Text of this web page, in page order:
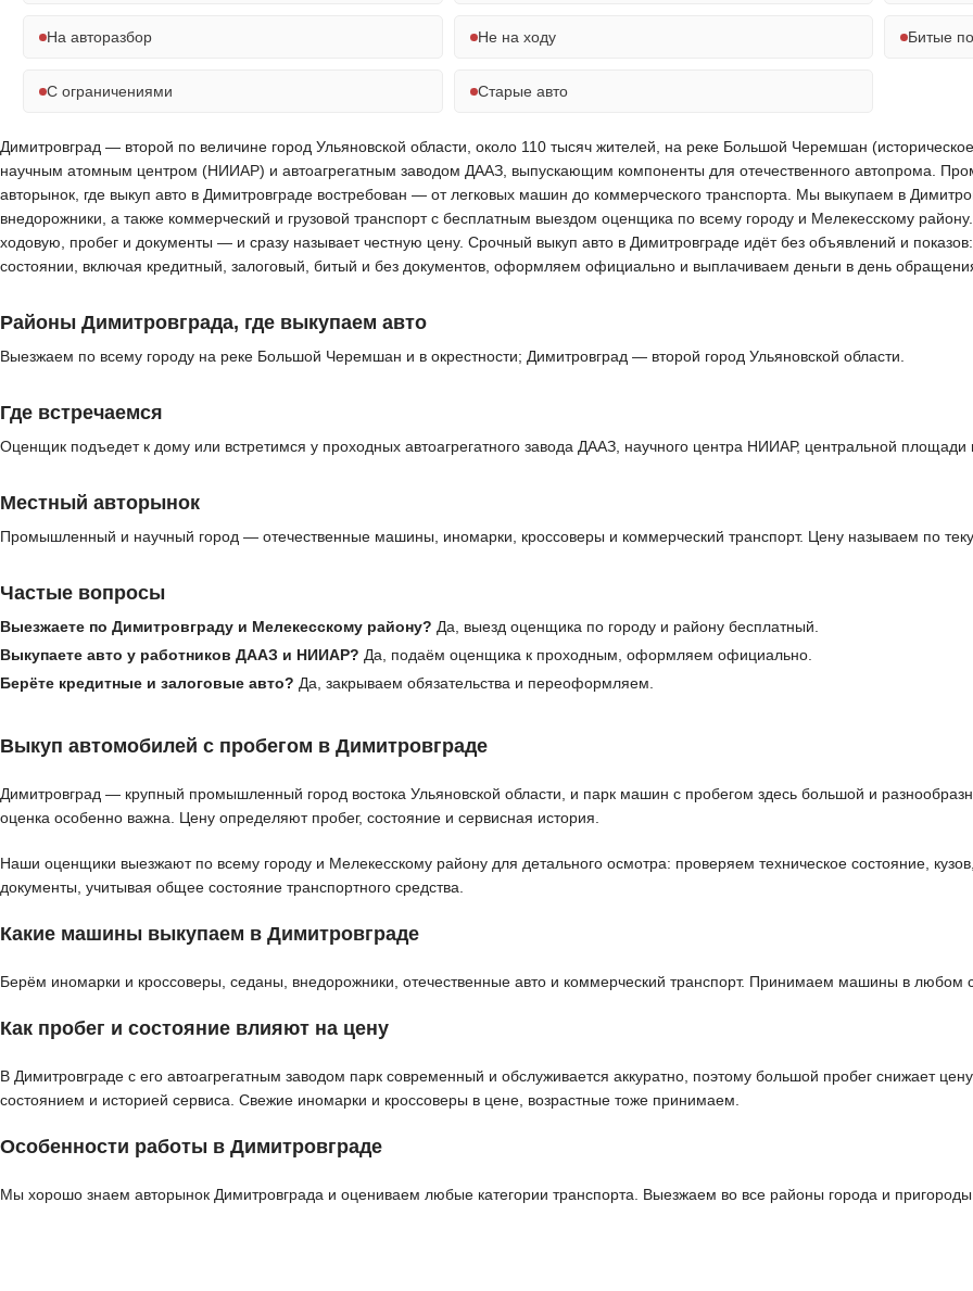
На авторазбор Не на ходу Битые
С ограничениями Старые авто
Димитровград — второй по величине город Ульяновской области, около 110 тысяч жителей, на реке Большой Черемшан
научным атомным центром (НИИАР) и автоагрегатным заводом ДААЗ, выпускающим компоненты для отечественного автопрома.
авторынок, где выкуп авто в Димитровграде востребован — от легковых машин до коммерческого транспорта. Мы выкупаем в
внедорожники, а также коммерческий и грузовой транспорт с бесплатным выездом оценщика по всему городу и Мелекесскому
ходовую, пробег и документы — и сразу называет честную цену. Срочный выкуп авто в Димитровграде идёт без объявлений и
состоянии, включая кредитный, залоговый, битый и без документов, оформляем официально и выплачиваем деньги в день
Районы Димитровграда, где выкупаем авто
Выезжаем по всему городу на реке Большой Черемшан и в окрестности; Димитровград — второй город Ульяновской области.
Где встречаемся
Оценщик подъедет к дому или встретимся у проходных автоагрегатного завода ДААЗ, научного центра НИИАР, центральной площади
Местный авторынок
Промышленный и научный город — отечественные машины, иномарки, кроссоверы и коммерческий транспорт. Цену называем по
Частые вопросы
Выезжаете по Димитровграду и Мелекесскому району? Да, выезд оценщика по городу и району бесплатный.
Выкупаете авто у работников ДААЗ и НИИАР? Да, подаём оценщика к проходным, оформляем официально.
Берёте кредитные и залоговые авто? Да, закрываем обязательства и переоформляем.
Выкуп автомобилей с пробегом в Димитровграде
Димитровград — крупный промышленный город востока Ульяновской области, и парк машин с пробегом здесь большой и
оценка особенно важна. Цену определяют пробег, состояние и сервисная история.
Наши оценщики выезжают по всему городу и Мелекесскому району для детального осмотра: проверяем техническое состояние,
документы, учитывая общее состояние транспортного средства.
Какие машины выкупаем в Димитровграде
Берём иномарки и кроссоверы, седаны, внедорожники, отечественные авто и коммерческий транспорт. Принимаем машины в любом
Как пробег и состояние влияют на цену
В Димитровграде с его автоагрегатным заводом парк современный и обслуживается аккуратно, поэтому большой пробег снижает
состоянием и историей сервиса. Свежие иномарки и кроссоверы в цене, возрастные тоже принимаем.
Особенности работы в Димитровграде
Мы хорошо знаем авторынок Димитровграда и оцениваем любые категории транспорта. Выезжаем во все районы города и